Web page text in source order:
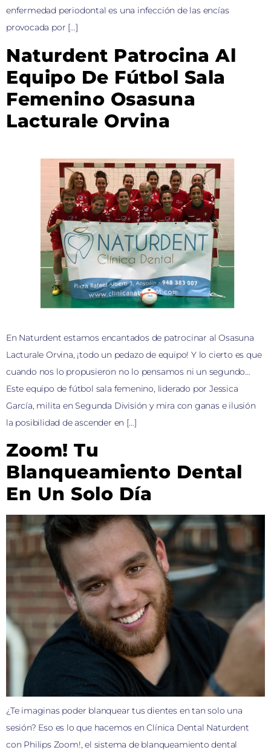
enfermedad periodontal es una infección de las encías
provocada por […]
Naturdent Patrocina Al
Equipo De Fútbol Sala
Femenino Osasuna
Lacturale Orvina
En Naturdent estamos encantados de patrocinar al Osasuna
Lacturale Orvina, ¡todo un pedazo de equipo! Y lo cierto es que
cuando nos lo propusieron no lo pensamos ni un segundo…
Este equipo de fútbol sala femenino, liderado por Jessica
García, milita en Segunda División y mira con ganas e ilusión
la posibilidad de ascender en […]
Zoom! Tu
Blanqueamiento Dental
En Un Solo Día
¿Te imaginas poder blanquear tus dientes en tan solo una
sesión? Eso es lo que hacemos en Clínica Dental Naturdent
con Philips Zoom!, el sistema de blanqueamiento dental